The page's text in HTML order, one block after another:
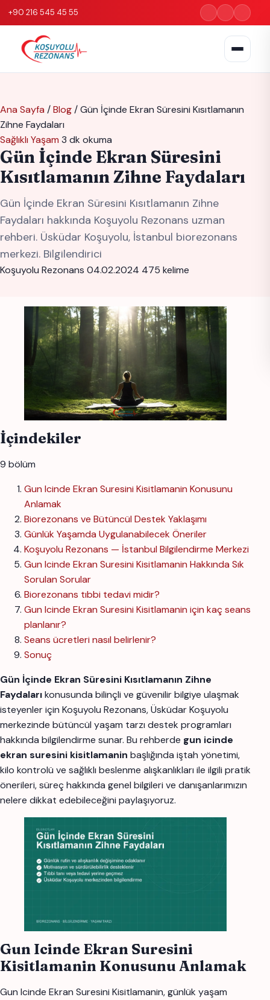
+90 216 545 45 55
Ana Sayfa /Blog/Gün İçinde Ekran Süresini Kısıtlamanın
Zihne Faydaları
Sağlıklı Yaşam 3 dk okuma
Gün İçinde Ekran Süresini
Kısıtlamanın Zihne Faydaları
Gün İçinde Ekran Süresini Kısıtlamanın Zihne
Faydaları hakkında Koşuyolu Rezonans uzman
rehberi. Üsküdar Koşuyolu, İstanbul biorezonans
merkezi. Bilgilendirici
Koşuyolu Rezonans 04.02.2024 475 kelime
İçindekiler
9 bölüm
Gun Icinde Ekran Suresini Kisitlamanin Konusunu
Anlamak
Biorezonans ve Bütüncül Destek Yaklaşımı
Günlük Yaşamda Uygulanabilecek Öneriler
Koşuyolu Rezonans — İstanbul Bilgilendirme Merkezi
Gun Icinde Ekran Suresini Kisitlamanin Hakkında Sık
Sorulan Sorular
Biorezonans tıbbi tedavi midir?
Gun Icinde Ekran Suresini Kisitlamanin için kaç seans
planlanır?
Seans ücretleri nasıl belirlenir?
Sonuç
Gün İçinde Ekran Süresini Kısıtlamanın Zihne
Faydalarıkonusunda bilinçli ve güvenilir bilgiye ulaşmak
isteyenler için Koşuyolu Rezonans, Üsküdar Koşuyolu
merkezinde bütüncül yaşam tarzı destek programları
hakkında bilgilendirme sunar. Bu rehberde gun icinde
ekran suresini kisitlamanin başlığında iştah yönetimi,
kilo kontrolü ve sağlıklı beslenme alışkanlıkları ile ilgili pratik
önerileri, süreç hakkında genel bilgileri ve danışanlarımızın
nelere dikkat edebileceğini paylaşıyoruz.
Gun Icinde Ekran Suresini
Kisitlamanin Konusunu Anlamak
Gun Icinde Ekran Suresini Kisitlamanin, günlük yaşam